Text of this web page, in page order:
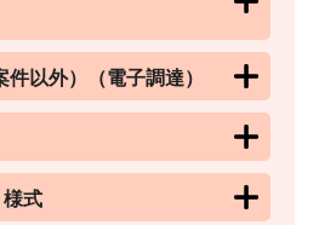
件以外）（電子調達）
様式